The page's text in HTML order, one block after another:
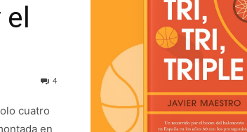
4
cuatro
en